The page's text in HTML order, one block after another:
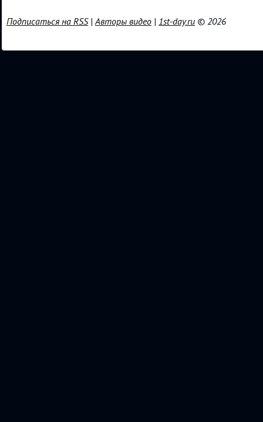
Подписаться на RSS|Авторы видео | 1st-day.ru © 2026